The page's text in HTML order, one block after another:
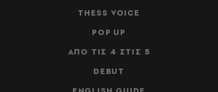
THESS VOICE
POP UP
ΑΠΟ ΤΙΣ 4 ΣΤΙΣ 5
DEBUT